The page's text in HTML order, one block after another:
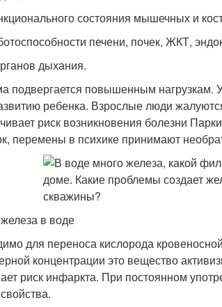
состояния мышечных и
печени, почек, ЖКТ,
дыхания.
подвергается повышенным нагрузкам.
ребенка. Взрослые люди
риск возникновения болезни
перемены в психике принимают
в воде
для переноса кислорода
концентрации это вещество
риск инфаркта. При постоянном